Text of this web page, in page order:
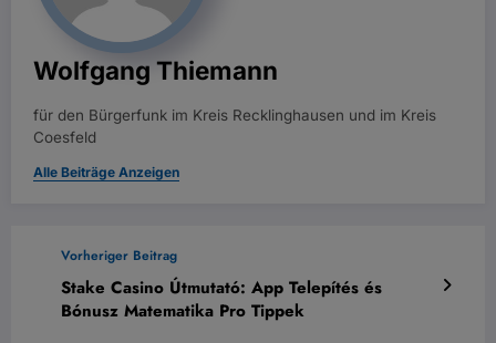
Wolfgang Thiemann
für den Bürgerfunk im Kreis Recklinghausen und im Kreis
Coesfeld
Alle Beiträge Anzeigen
Vorheriger Beitrag
Stake Casino Útmutató: App Telepítés és
Bónusz Matematika Pro Tippek